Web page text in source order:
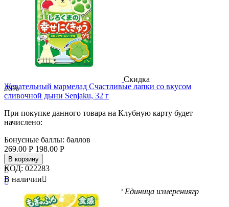
Скидка
26%
Жевательный мармелад Счастливые лапки со вкусом
сливочной дыни Senjaku, 32 г
При покупке данного товара на Клубную карту будет
начислено:
Бонусные баллы: баллов
269.00 Р 198.00 Р
В корзину


Senjaku Вес/Объем/Кол-во 32 Единица измерениягр
КОД: 022283
В наличии